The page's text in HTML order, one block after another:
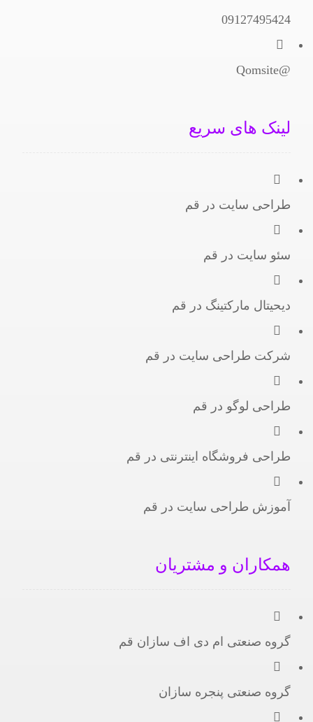
09127495424
@Qomsite
لینک های سریع
طراحی سایت در قم
سئو سایت در قم
دیحیتال مارکتینگ در قم
شرکت طراحی سایت در قم
طراحی لوگو در قم
طراحی فروشگاه اینترنتی در قم
آموزش طراحی سایت در قم
همکاران و مشتریان
گروه صنعتی ام دی اف سازان قم
گروه صنعتی پنجره سازان